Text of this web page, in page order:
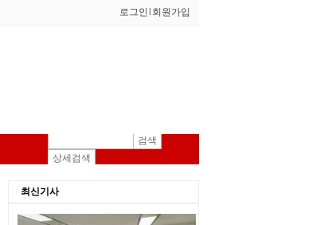
로그인 회원가입
검색
상세검색
최신기사